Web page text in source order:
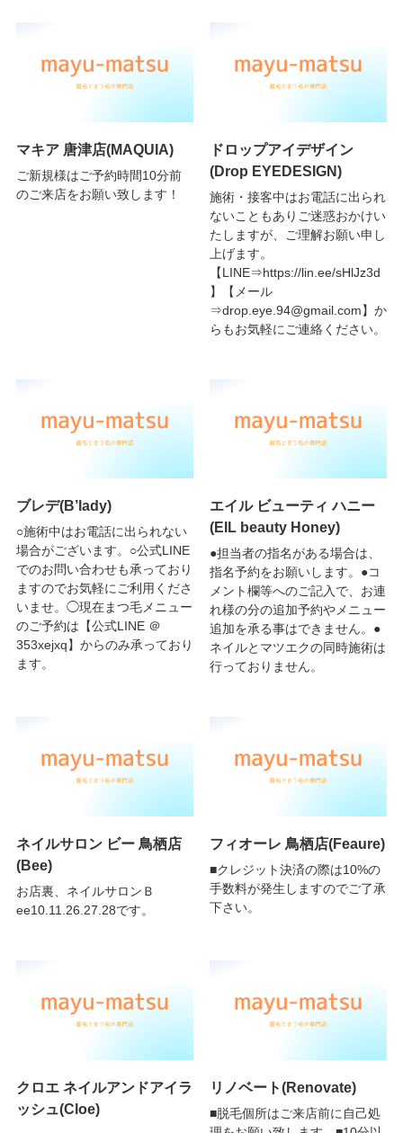
マキア 唐津店(MAQUIA)
ご新規様はご予約時間10分前
のご来店をお願い致します！
ドロップアイデザイン
(Drop EYEDESIGN)
施術・接客中はお電話に出られ
ないこともありご迷惑おかけい
たしますが、ご理解お願い申し
上げます。
【LINE⇒https://lin.ee/sHlJz3d
】【メール
⇒drop.eye.94@gmail.com】か
らもお気軽にご連絡ください。
ブレデ(B’lady)
○施術中はお電話に出られない
場合がございます。○公式LINE
でのお問い合わせも承っており
ますのでお気軽にご利用くださ
いませ。◯現在まつ毛メニュー
のご予約は【公式LINE ＠
353xejxq】からのみ承っており
ます。
エイル ビューティ ハニー
(EIL beauty Honey)
●担当者の指名がある場合は、
指名予約をお願いします。●コ
メント欄等へのご記入で、お連
れ様の分の追加予約やメニュー
追加を承る事はできません。●
ネイルとマツエクの同時施術は
行っておりません。
ネイルサロン ビー 鳥栖店
(Bee)
お店裏、ネイルサロンＢ
ee10.11.26.27.28です。
フィオーレ 鳥栖店(Feaure)
■クレジット決済の際は10%の
手数料が発生しますのでご了承
下さい。
クロエ ネイルアンドアイラ
ッシュ(Cloe)
リノベート(Renovate)
■脱毛個所はご来店前に自己処